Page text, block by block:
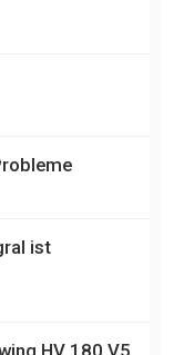
ist
HV 180 V5